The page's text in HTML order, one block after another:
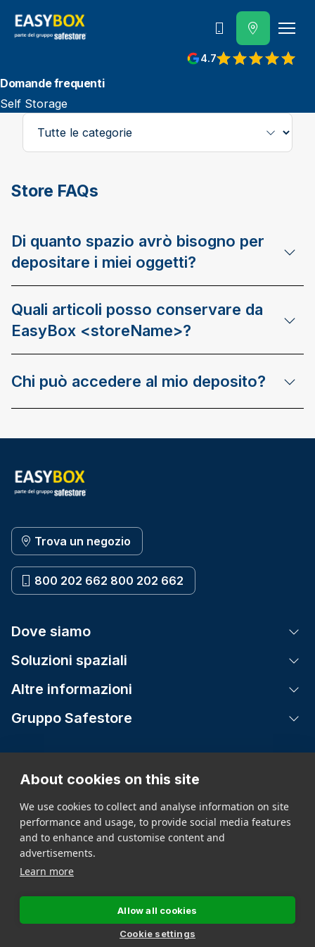
About cookies on this site
We use cookies to collect and analyse information on site
performance and usage, to provide social media features
and to enhance and customise content and
advertisements.
Learn more
Allow all cookies
Cookie settings
4.7
View reviews on Google
800 202 662
Domande frequenti
Self Storage
L'elenco verrà aggiornato automaticamente quando
Category
Store FAQs
Di quanto spazio avrò bisogno per
depositare i miei oggetti?
Quali articoli posso conservare da
EasyBox <storeName>?
Chi può accedere al mio deposito?
Trova un negozio
800 202 662 800 202 662
Dove siamo
Soluzioni spaziali
Altre informazioni
Gruppo Safestore
Termini e condizioni
Informazioni sul Gruppo
Informativa privacy per i chiamanti